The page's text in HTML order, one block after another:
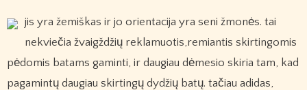
jis yra žemiškas ir jo orientacija yra seni žmonės. tai
nekviečia žvaigždžių reklamuotis,remiantis skirtingomis
pėdomis batams gaminti, ir daugiau dėmesio skiria tam, kad
pagamintų daugiau skirtingų dydžių batų. tačiau adidas,